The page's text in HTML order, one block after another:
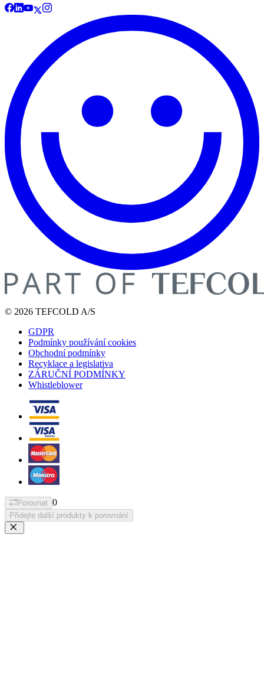
© 2026 TEFCOLD A/S
GDPR
Podmínky používání cookies
Obchodní podmínky
Recyklace a legislativa
ZÁRUČNÍ PODMÍNKY
Whistleblower
Porovnat 0
Přidejte další produkty k porovnání